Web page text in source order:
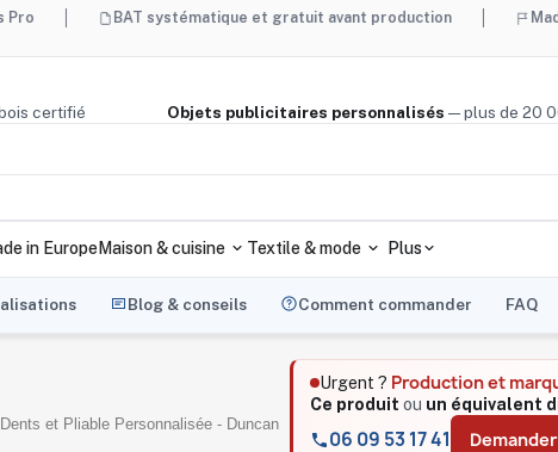
BAT systématique et gratuit avant production Made in
bois certifié Objets publicitaires personnalisés — plus
in EuropeMaison & cuisine Textile & mode Plus
Blog & conseils Comment commander FAQ
et Pliable Personnalisée - Duncan
Urgent ? Production et
Ce produit ou un équivalent
06 09 53 17 41